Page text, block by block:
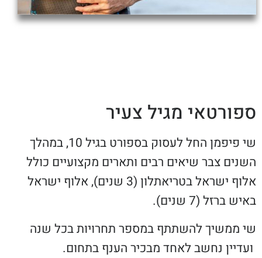
מגיל צעיר
שי פיפמן החל לעסוק בספורט בגיל 10, במהלך
צבר שיאים רבים ותארים מקצועיים כולל
אלוף ישראל בטריאתלון (3 שנים), אלוף ישראל
ברזל (7 שנים).
ממשיך להשתתף במספר תחרויות בכל שנה
נחשב לאחד מבכיר הענף בתחום.